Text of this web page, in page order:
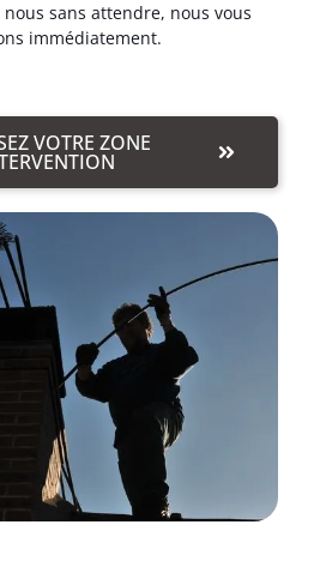
nous sans attendre, nous vous
immédiatement.
VOTRE ZONE